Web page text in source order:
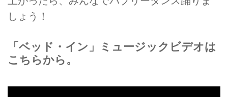
しょう！
「ベッド・イン」ミュージックビデオは
こちらから。